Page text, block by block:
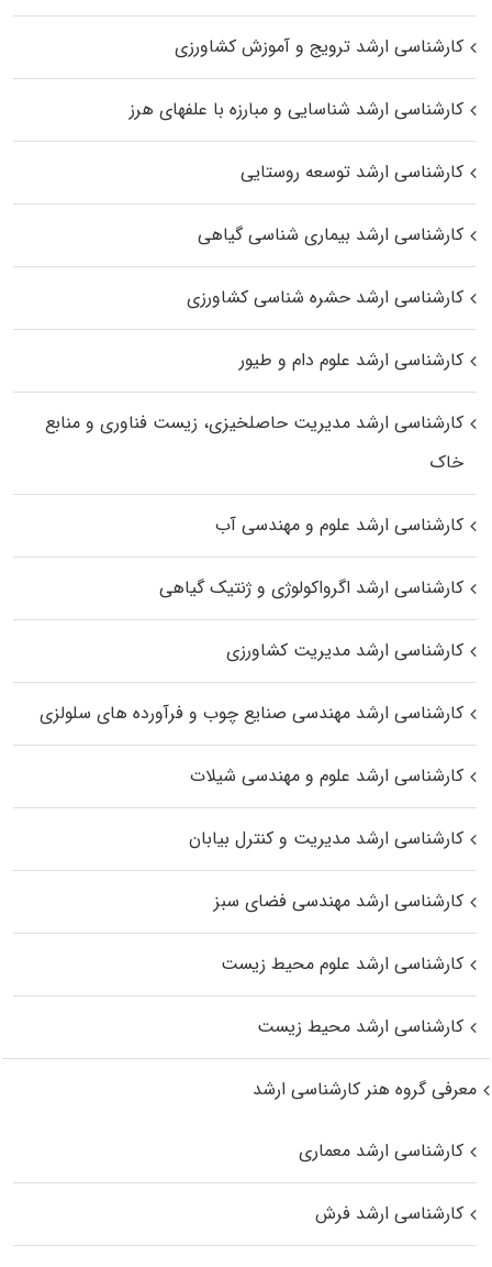
کارشناسی ارشد ترویج و آموزش کشاورزی
کارشناسی ارشد شناسایی و مبارزه با علفهای هرز
کارشناسی ارشد توسعه روستایی
کارشناسی ارشد بیماری‌ شناسی گیاهی
کارشناسی ارشد حشره‌ شناسی کشاورزی
کارشناسی ارشد علوم دام و طیور
کارشناسی ارشد مدیریت حاصلخیزی، زیست فناوری و منابع
خاک
کارشناسی ارشد علوم و مهندسی آب
کارشناسی ارشد اگرواکولوژی و ژنتیک گیاهی
کارشناسی ارشد مدیریت کشاورزی
کارشناسی ارشد مهندسی صنایع چوب و فرآورده‌ های سلولزی
کارشناسی ارشد علوم و مهندسی شیلات
کارشناسی ارشد مدیریت و کنترل بیابان
کارشناسی ارشد مهندسی فضای سبز
کارشناسی ارشد علوم محیط‌ زیست
کارشناسی ارشد محیط زیست
معرفی گروه هنر کارشناسی ارشد
کارشناسی ارشد معماری
کارشناسی ارشد فرش